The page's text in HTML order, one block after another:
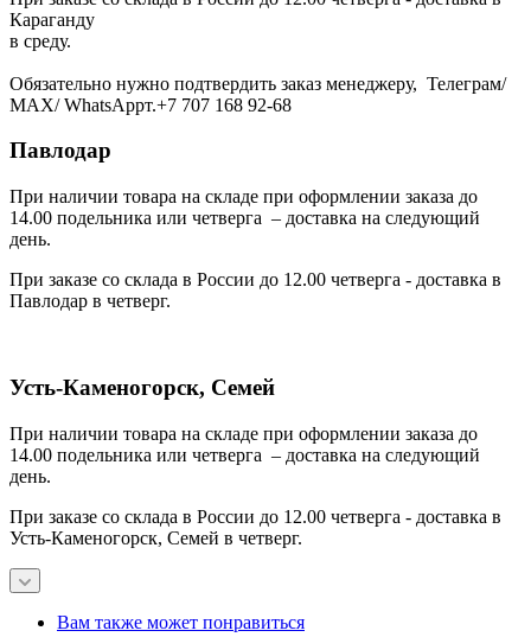
Караганду
в среду.
Обязательно нужно подтвердить заказ менеджеру, Телеграм/
МАХ/ WhatsAppт.+7 707 168 92-68
Павлодар
При наличии товара на складе при оформлении заказа до
14.00 подельника или четверга – доставка на следующий
день.
При заказе со склада в России до 12.00 четверга - доставка в
Павлодар в четверг.
Усть-Каменогорск, Семей
При наличии товара на складе при оформлении заказа до
14.00 подельника или четверга – доставка на следующий
день.
При заказе со склада в России до 12.00 четверга - доставка в
Усть-Каменогорск, Семей в четверг.
Вам также может понравиться